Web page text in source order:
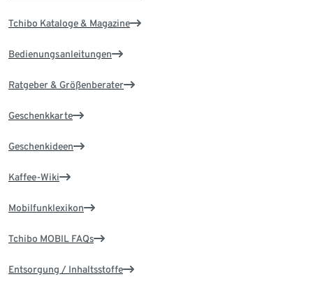
Tchibo Kataloge & Magazine
Bedienungsanleitungen
Ratgeber & Größenberater
Geschenkkarte
Geschenkideen
Kaffee-Wiki
Mobilfunklexikon
Tchibo MOBIL FAQs
Entsorgung / Inhaltsstoffe